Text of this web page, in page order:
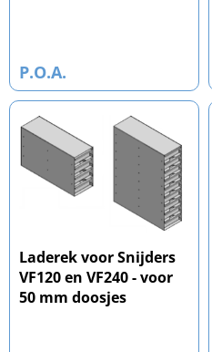
P.O.A.
Laderek voor Snijders
VF120 en VF240 - voor
50 mm doosjes